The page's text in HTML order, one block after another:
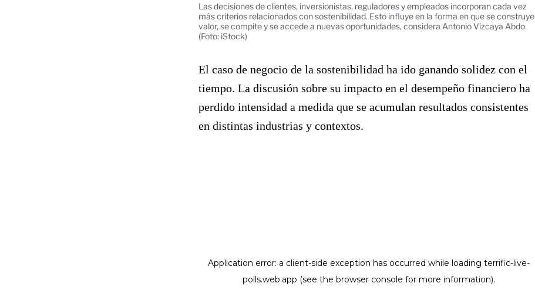
Las decisiones de clientes, inversionistas, reguladores y empleados incorporan cada vez
más criterios relacionados con sostenibilidad. Esto influye en la forma en que se construye
valor, se compite y se accede a nuevas oportunidades, considera Antonio Vizcaya Abdo.
(Foto: iStock)
El caso de negocio de la sostenibilidad ha ido ganando solidez con el
tiempo. La discusión sobre su impacto en el desempeño financiero ha
perdido intensidad a medida que se acumulan resultados consistentes
en distintas industrias y contextos.